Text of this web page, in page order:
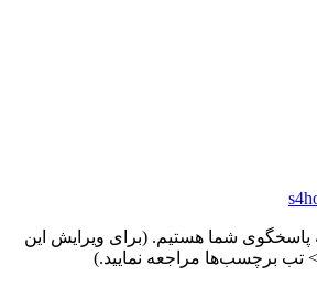
7 روز هفته پاسخگوی شما هستیم. (برای ویرایش این
تب برچسب‌ها مراجعه نمایید.)